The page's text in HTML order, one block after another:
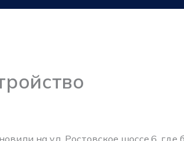
на ул. Ростовское шоссе,6,